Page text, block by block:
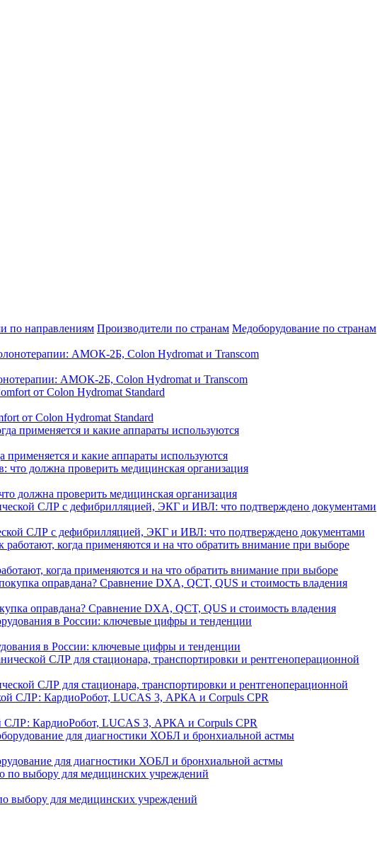
по направлениям Производители по странам Медоборудование по странам
АМОК-2Б, Colon Hydromat и Transcom
от Colon Hydromat Standard
применяется и какие аппараты используются
должна проверить медицинская организация
СЛР с дефибрилляцией, ЭКГ и ИВЛ: что подтверждено документами
когда применяются и на что обратить внимание при выборе
оправдана? Сравнение DXA, QCT, QUS и стоимость владения
в России: ключевые цифры и тенденции
СЛР для стационара, транспортировки и рентгеноперационной
СЛР: КардиоРобот, LUCAS 3, АРКА и Corpuls CPR
для диагностики ХОБЛ и бронхиальной астмы
выбору для медицинских учреждений